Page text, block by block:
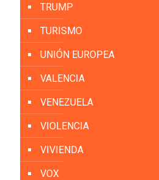
TRUMP
TURISMO
UNIÓN EUROPEA
VALENCIA
VENEZUELA
VIOLENCIA
VIVIENDA
VOX